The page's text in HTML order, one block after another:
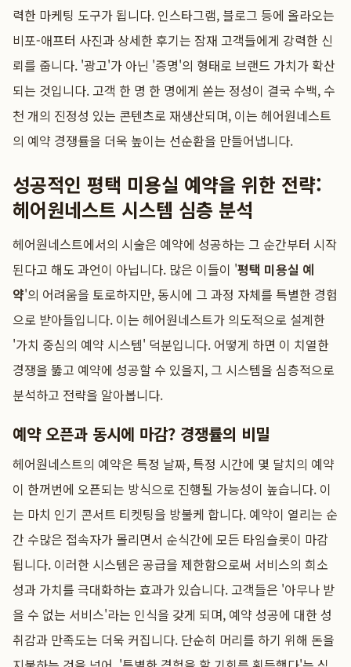
력한 마케팅 도구가 됩니다. 인스타그램, 블로그 등에 올라오는
비포-애프터 사진과 상세한 후기는 잠재 고객들에게 강력한 신
뢰를 줍니다. '광고'가 아닌 '증명'의 형태로 브랜드 가치가 확산
되는 것입니다. 고객 한 명 한 명에게 쏟는 정성이 결국 수백, 수
천 개의 진정성 있는 콘텐츠로 재생산되며, 이는 헤어원네스트
의 예약 경쟁률을 더욱 높이는 선순환을 만들어냅니다.
성공적인 평택 미용실 예약을 위한 전략:
헤어원네스트 시스템 심층 분석
헤어원네스트에서의 시술은 예약에 성공하는 그 순간부터 시작
된다고 해도 과언이 아닙니다. 많은 이들이 '평택 미용실 예
약'의 어려움을 토로하지만, 동시에 그 과정 자체를 특별한 경험
으로 받아들입니다. 이는 헤어원네스트가 의도적으로 설계한
'가치 중심의 예약 시스템' 덕분입니다. 어떻게 하면 이 치열한
경쟁을 뚫고 예약에 성공할 수 있을지, 그 시스템을 심층적으로
분석하고 전략을 알아봅니다.
예약 오픈과 동시에 마감? 경쟁률의 비밀
헤어원네스트의 예약은 특정 날짜, 특정 시간에 몇 달치의 예약
이 한꺼번에 오픈되는 방식으로 진행될 가능성이 높습니다. 이
는 마치 인기 콘서트 티켓팅을 방불케 합니다. 예약이 열리는 순
간 수많은 접속자가 몰리면서 순식간에 모든 타임슬롯이 마감
됩니다. 이러한 시스템은 공급을 제한함으로써 서비스의 희소
성과 가치를 극대화하는 효과가 있습니다. 고객들은 '아무나 받
을 수 없는 서비스'라는 인식을 갖게 되며, 예약 성공에 대한 성
취감과 만족도는 더욱 커집니다. 단순히 머리를 하기 위해 돈을